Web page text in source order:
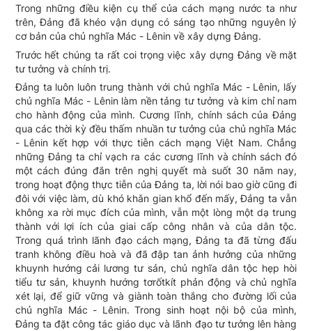
Trong những điều kiện cụ thể của cách mạng nước ta như
trên, Đảng đã khéo vận dụng có sáng tạo những nguyên lý
cơ bản của chủ nghĩa Mác - Lênin về xây dựng Đảng.
Trước hết chúng ta rất coi trọng việc xây dựng Đảng về mặt
tư tưởng và chính trị.
Đảng ta luôn luôn trung thành với chủ nghĩa Mác - Lênin, lấy
chủ nghĩa Mác - Lênin làm nền tảng tư tưởng và kim chỉ nam
cho hành động của mình. Cương lĩnh, chính sách của Đảng
qua các thời kỳ đều thấm nhuần tư tưởng của chủ nghĩa Mác
- Lênin kết hợp với thực tiễn cách mạng Việt Nam. Chẳng
những Đảng ta chỉ vạch ra các cương lĩnh và chính sách đó
một cách đúng đắn trên nghị quyết mà suốt 30 nǎm nay,
trong hoạt động thực tiễn của Đảng ta, lời nói bao giờ cũng đi
đôi với việc làm, dù khó khǎn gian khổ đến mấy, Đảng ta vẫn
không xa rời mục đích của mình, vẫn một lòng một dạ trung
thành với lợi ích của giai cấp công nhân và của dân tộc.
Trong quá trình lãnh đạo cách mạng, Đảng ta đã từng đấu
tranh không điều hoà và đã đập tan ảnh hưởng của những
khuynh hướng cải lương tư sản, chủ nghĩa dân tộc hẹp hòi
tiểu tư sản, khuynh hướng tơrốtkít phản động và chủ nghĩa
xét lại, để giữ vững và giành toàn thắng cho đường lối của
chủ nghĩa Mác - Lênin. Trong sinh hoạt nội bộ của mình,
Đảng ta đặt công tác giáo dục và lãnh đạo tư tưởng lên hàng